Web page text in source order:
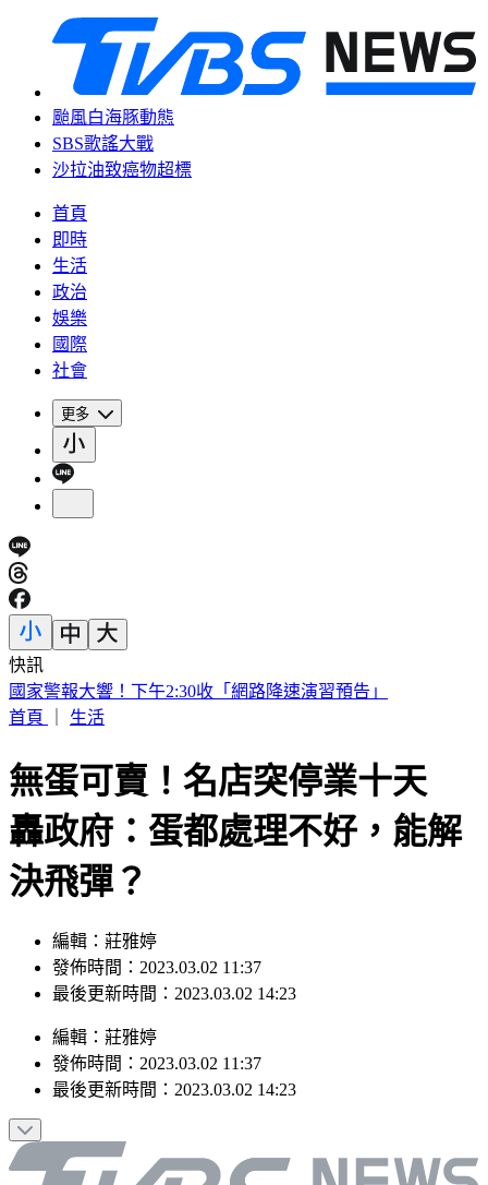
颱風白海豚動態
SBS歌謠大戰
沙拉油致癌物超標
首頁
即時
生活
政治
娛樂
國際
社會
更多
快訊
摯友外貌神似王凱「母親相擁痛哭」 製作人現身悼念：殺青
了
無蛋可賣！名店突停業十天
轟政府：蛋都處理不好，能解
決飛彈？
編輯：莊雅婷
發佈時間：2023.03.02 11:37
編輯：莊雅婷
發佈時間：2023.03.02 11:37